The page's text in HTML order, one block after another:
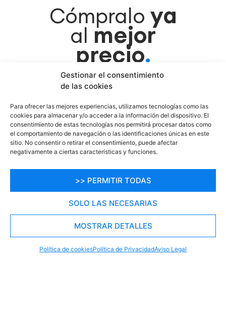
Gestionar el consentimiento
de las cookies
Para ofrecer las mejores experiencias, utilizamos tecnologías como las
cookies para almacenar y/o acceder a la información del dispositivo. El
consentimiento de estas tecnologías nos permitirá procesar datos como
el comportamiento de navegación o las identificaciones únicas en este
sitio. No consentir o retirar el consentimiento, puede afectar
negativamente a ciertas características y funciones.
>> PERMITIR TODAS
SOLO LAS NECESARIAS
MOSTRAR DETALLES
Política de cookiesPolítica de PrivacidadAviso Legal
Cómpralo ya
al mejor
precio.
RESERVA TU PLAZA AHORA
WHATSAPP 605 902 902